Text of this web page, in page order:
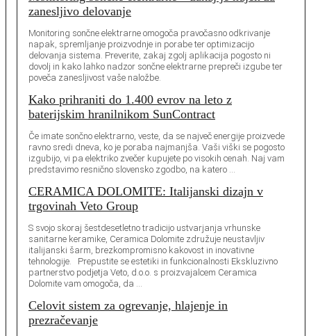
zanesljivo delovanje
Monitoring sončne elektrarne omogoča pravočasno odkrivanje
napak, spremljanje proizvodnje in porabe ter optimizacijo
delovanja sistema. Preverite, zakaj zgolj aplikacija pogosto ni
dovolj in kako lahko nadzor sončne elektrarne prepreči izgube ter
poveča zanesljivost vaše naložbe.
Kako prihraniti do 1.400 evrov na leto z
baterijskim hranilnikom SunContract
Če imate sončno elektrarno, veste, da se največ energije proizvede
ravno sredi dneva, ko je poraba najmanjša. Vaši viški se pogosto
izgubijo, vi pa elektriko zvečer kupujete po visokih cenah. Naj vam
predstavimo resnično slovensko zgodbo, na katero …
CERAMICA DOLOMITE: Italijanski dizajn v
trgovinah Veto Group
S svojo skoraj šestdesetletno tradicijo ustvarjanja vrhunske
sanitarne keramike, Ceramica Dolomite združuje neustavljiv
italijanski šarm, brezkompromisno kakovost in inovativne
tehnologije. Prepustite se estetiki in funkcionalnosti Ekskluzivno
partnerstvo podjetja Veto, d.o.o. s proizvajalcem Ceramica
Dolomite vam omogoča, da …
Celovit sistem za ogrevanje, hlajenje in
prezračevanje